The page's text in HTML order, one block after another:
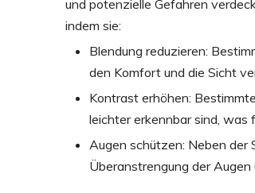
und potenzielle Gefahren
indem sie:
Blendung reduzieren:
den Komfort und die Sicht
Kontrast erhöhen:
leichter erkennbar sind, was
Augen schützen: Neben der
Überanstrengung der